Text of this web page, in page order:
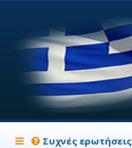
Συχνές ερωτήσεις